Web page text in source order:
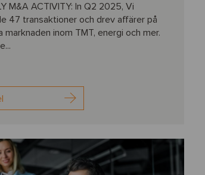
M&A ACTIVITY: In Q2 2025, Vi
47 transaktioner och drev affärer på
marknaden inom TMT, energi och mer.